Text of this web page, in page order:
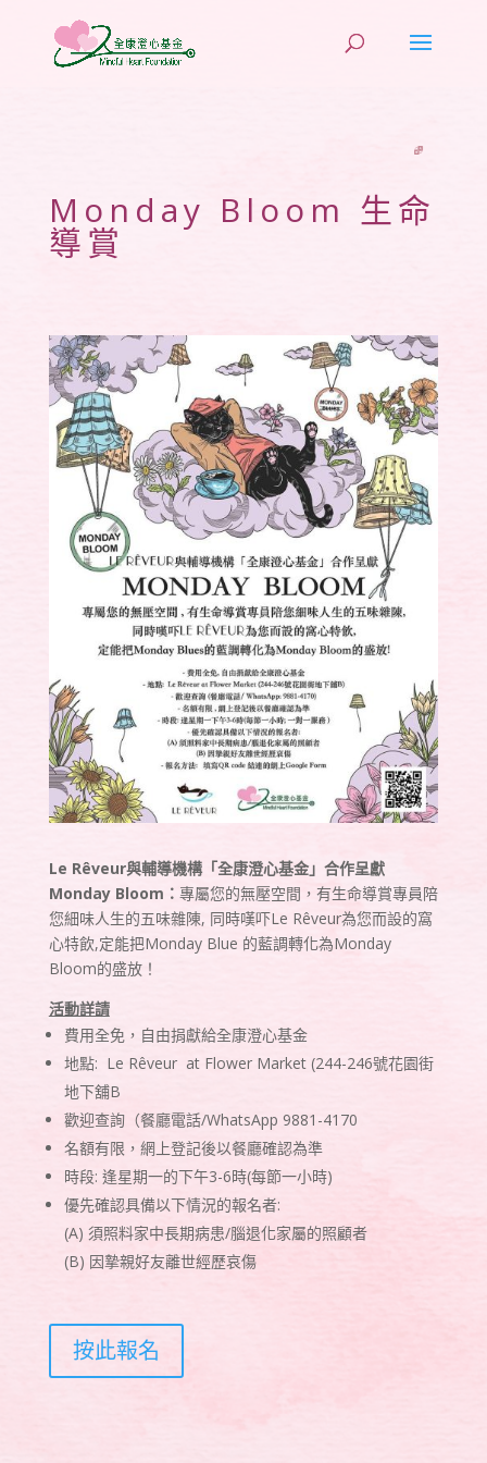
Monday Bloom 生命
導賞
Le Rêveur與輔導機構「全康澄心基金」合作呈獻
Monday Bloom： 專屬您的無壓空間， 有生命導賞專員陪
您細味人生的五味雜陳, 同時嘆吓Le Rêveur為您而設的窩
心特飲,定能把Monday Blue 的藍調轉化為Monday
Bloom的盛放！
活動詳請
費用全免，自由捐獻給全康澄心基金
地點: Le Rêveur at Flower Market (244-246號花園街
地下舖B
歡迎查詢（餐廳電話/WhatsApp 9881-4170
名額有限，網上登記後以餐廳確認為準
時段: 逢星期一的下午3-6時(每節一小時)
優先確認具備以下情況的報名者:
(A) 須照料家中長期病患/腦退化家屬的照顧者
(B) 因摯親好友離世經歷哀傷
按此報名